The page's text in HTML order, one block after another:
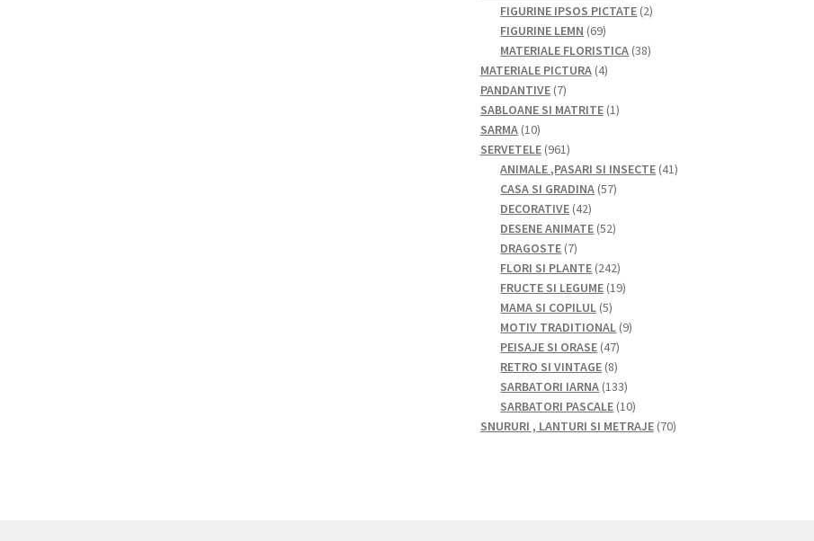
produse
produse
FIGURINE IPSOS PICTATE 22
FIGURINE LEMN 6969
de
produse
MATERIALE FLORISTICA 3838
MATERIALE PICTURA 44
PANDANTIVE 77
produse
SABLOANE SI MATRITE 11
SARMA 1010
produse
SERVETELE 961961
de
produse
ANIMALE ,PASARI SI INSECTE 4141
CASA SI GRADINA 5757
produse
DECORATIVE 4242
de
DESENE ANIMATE 5252
produse
DRAGOSTE 77
produse
FLORI SI PLANTE 242242
de
FRUCTE SI LEGUME 1919
MAMA SI COPILUL 55
produse
MOTIV TRADITIONAL 99
PEISAJE SI ORASE 4747
de
produse
RETRO SI VINTAGE 88
produse
SARBATORI IARNA 133133
de
produse
SARBATORI PASCALE 1010
produse
SNURURI , LANTURI SI METRAJE 7070